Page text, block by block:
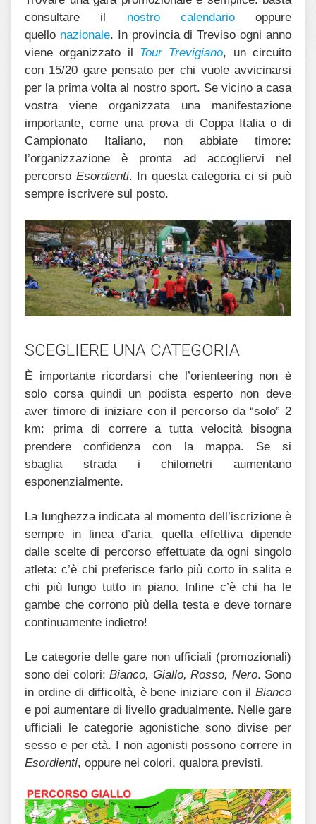
consultare il nostro calendariooppure
quello nazionale. In provincia di Treviso ogni anno
viene organizzato il Tour Trevigiano, un circuito
con 15/20 gare pensato per chi vuole avvicinarsi
per la prima volta al nostro sport. Se vicino a casa
vostra viene organizzata una manifestazione
importante, come una prova di Coppa Italia o di
Campionato Italiano, non abbiate timore:
l’organizzazione è pronta ad accogliervi nel
percorso Esordienti. In questa categoria ci si può
sempre iscrivere sul posto.
SCEGLIERE UNA CATEGORIA
È importante ricordarsi che l’orienteering non è
solo corsa quindi un podista esperto non deve
aver timore di iniziare con il percorso da “solo” 2
km: prima di correre a tutta velocità bisogna
prendere confidenza con la mappa. Se si
sbaglia strada i chilometri aumentano
esponenzialmente.
La lunghezza indicata al momento dell’iscrizione è
sempre in linea d’aria, quella effettiva dipende
dalle scelte di percorso effettuate da ogni singolo
atleta: c’è chi preferisce farlo più corto in salita e
chi più lungo tutto in piano. Infine c’è chi ha le
gambe che corrono più della testa e deve tornare
continuamente indietro!
Le categorie delle gare non ufficiali (promozionali)
sono dei colori:Bianco, Giallo, Rosso, Nero. Sono
in ordine di difficoltà, è bene iniziare con il Bianco
e poi aumentare di livello gradualmente. Nelle gare
ufficiali le categorie agonistiche sono divise per
sesso e per età. I non agonisti possono correre in
Esordienti, oppure nei colori, qualora previsti.